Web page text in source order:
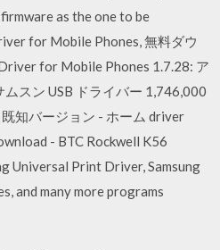
as the one to be
for Mobile Phones, 無料ダウ
for Mobile Phones 1.7.28: ア
スン USB ドライバー 1,746,000
知バージョン - ホーム driver
- BTC Rockwell K56
Universal Print Driver, Samsung
and many more programs